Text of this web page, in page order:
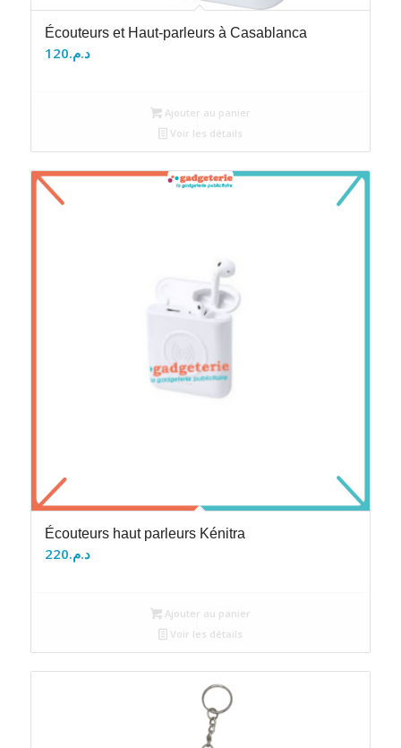
Écouteurs et Haut-parleurs à Casablanca
د.م.120
Ajouter au panier
Voir les détails
Écouteurs haut parleurs Kénitra
د.م.220
Ajouter au panier
Voir les détails